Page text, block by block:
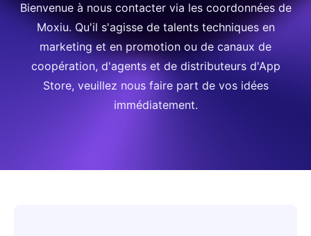
Table de travail
Bienvenue à nous contacter via les coordonnées de
Moxiu. Qu'il s'agisse de talents techniques en
marketing et en promotion ou de canaux de
coopération, d'agents et de distributeurs d'App
Store, veuillez nous faire part de vos idées
immédiatement.